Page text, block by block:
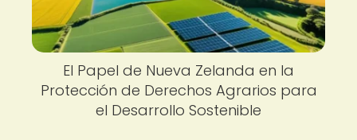
El Papel de Nueva Zelanda en la
Protección de Derechos Agrarios para
el Desarrollo Sostenible